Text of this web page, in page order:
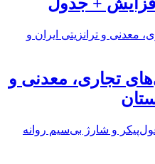
+ جدول
تجاری، معدنی و